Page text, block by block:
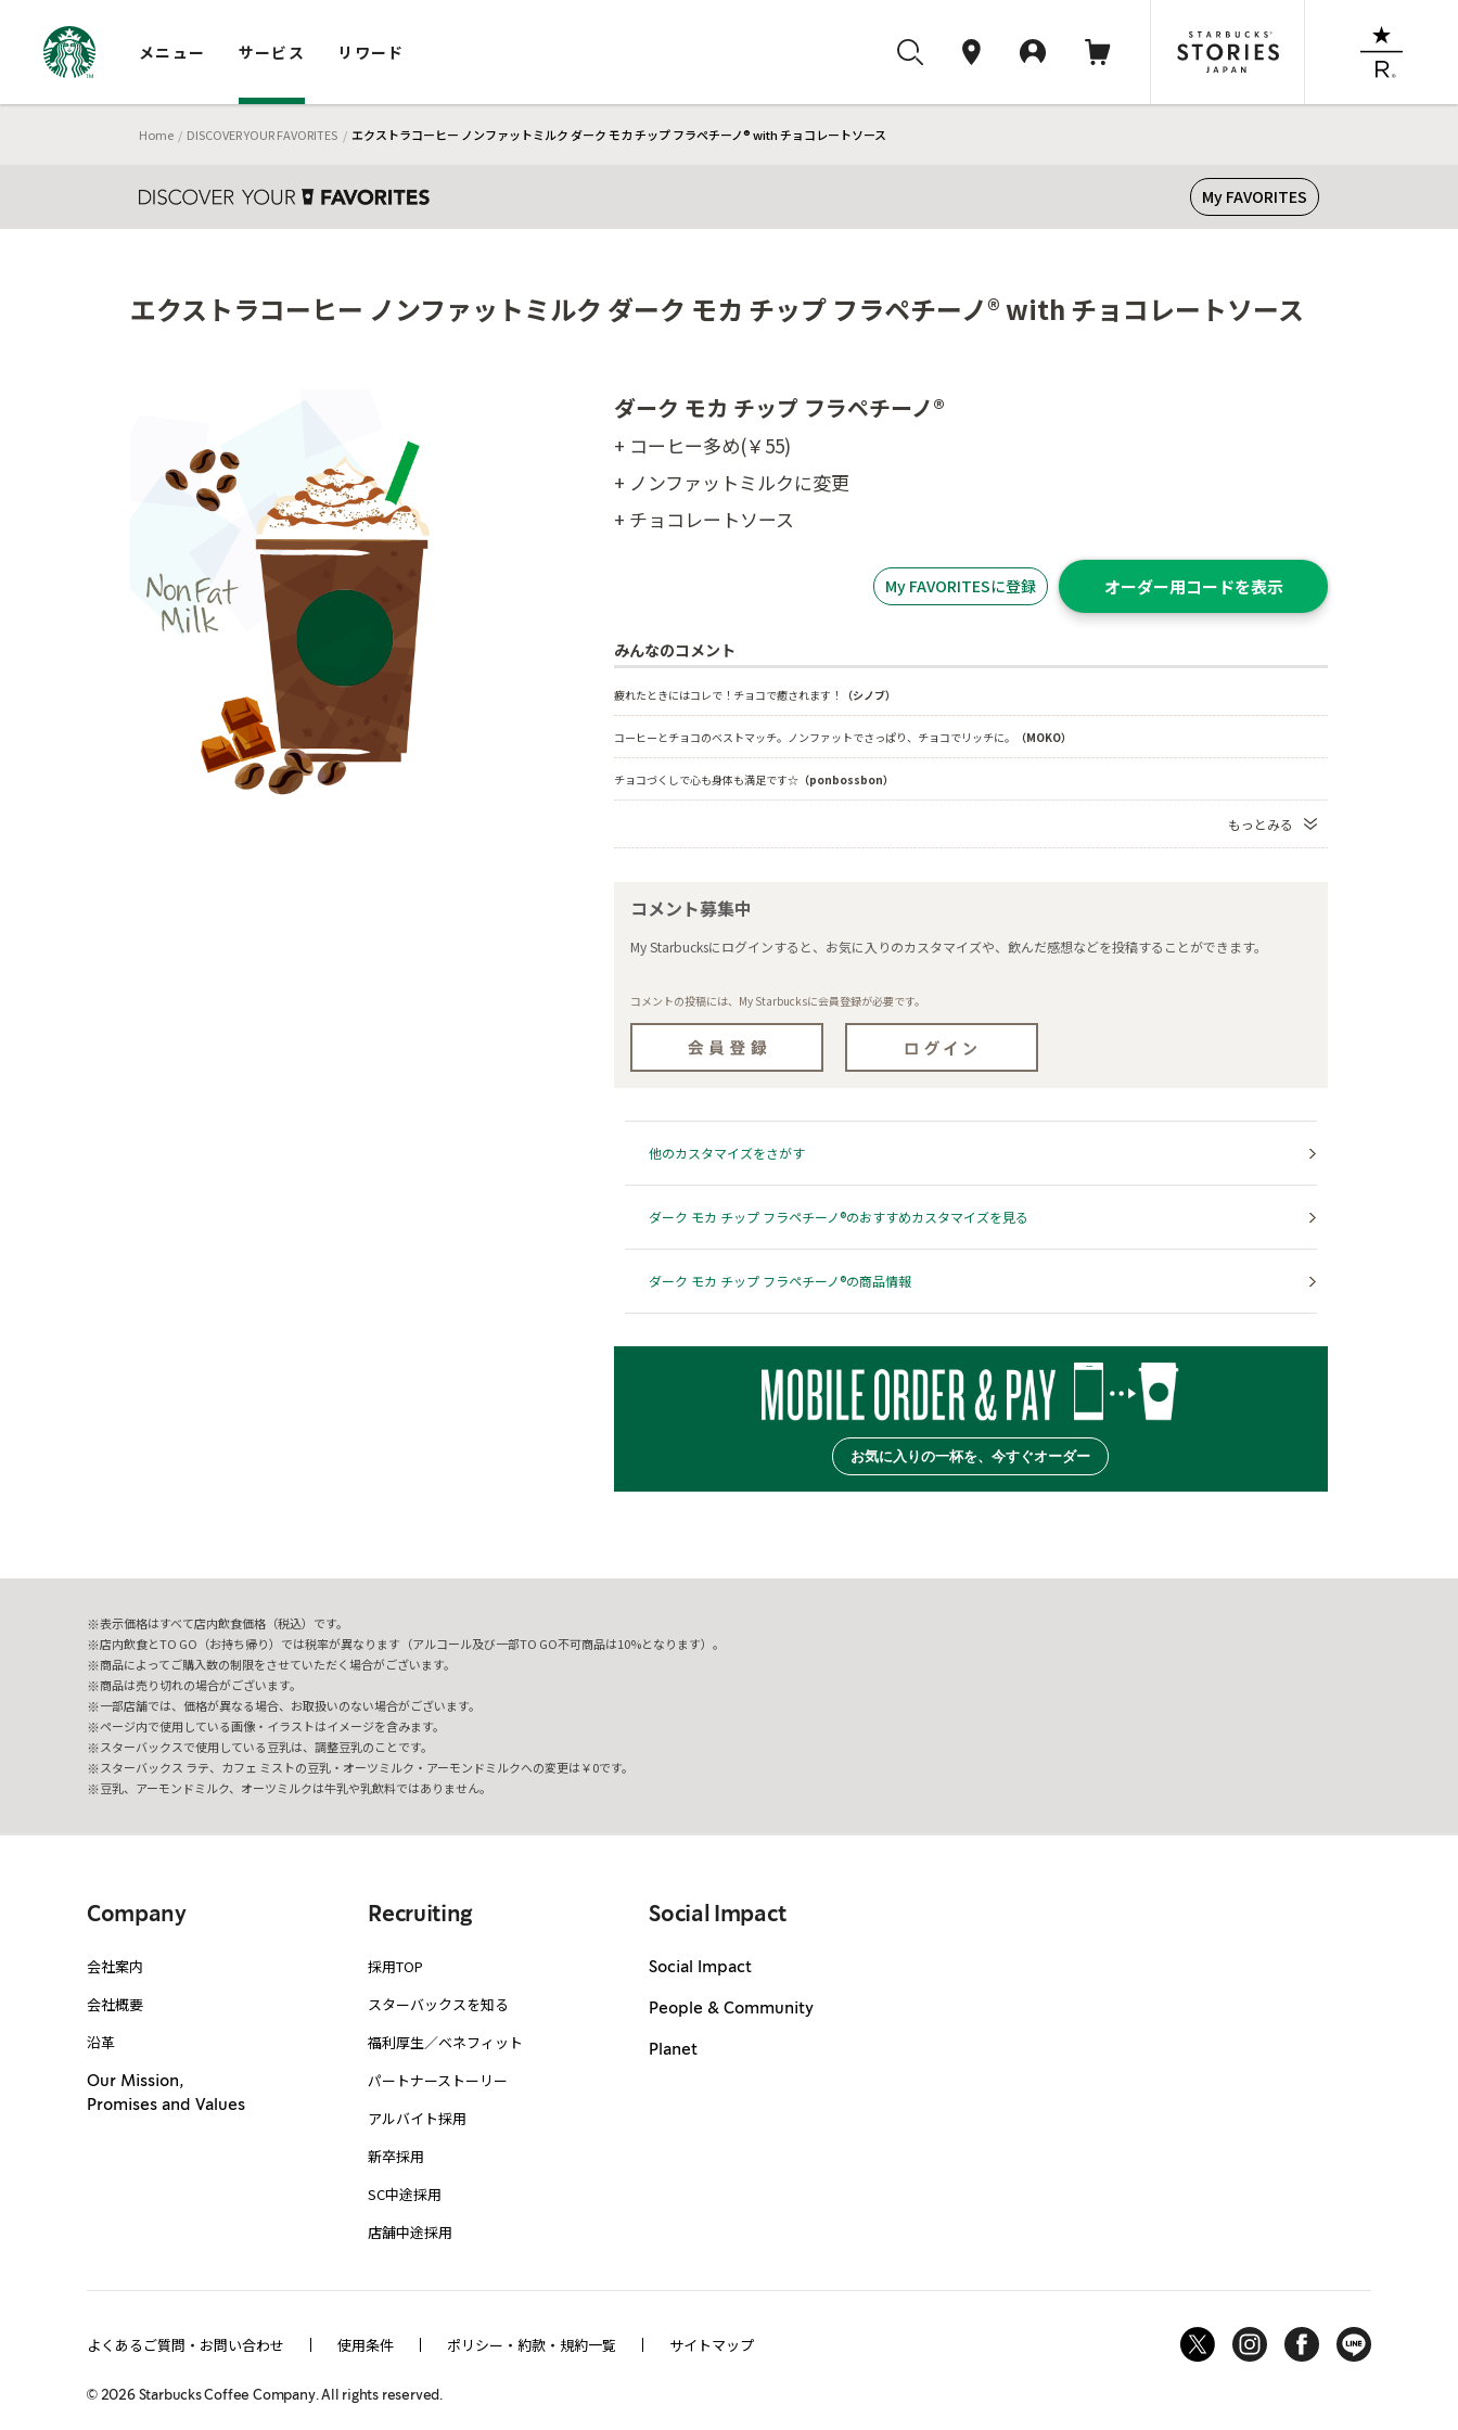
メニュー サービス リワード
Home DISCOVER YOUR FAVORITES エクストラコーヒー ノンファットミルク ダーク モカ チップ フラペチーノ® with チョコレートソース
My FAVORITES
エクストラコーヒー ノンファットミルク ダーク モカ チップ フラペチーノ® with チョコレートソース
ダーク モカ チップ フラペチーノ®
+ コーヒー多め(￥55)
+ ノンファットミルクに変更
+ チョコレートソース
My FAVORITESに登録 オーダー用コードを表示
みんなのコメント
疲れたときにはコレで！チョコで癒されます！ （シノブ）
コーヒーとチョコのベストマッチ。ノンファットでさっぱり、チョコでリッチに。 （MOKO）
チョコづくしで心も身体も満足です☆（ponbossbon）
もっとみる
コメント募集中
My Starbucksにログインすると、お気に入りのカスタマイズや、飲んだ感想などを投稿することができます。
コメントの投稿には、My Starbucksに会員登録が必要です。
他のカスタマイズをさがす
ダーク モカ チップ フラペチーノ®のおすすめカスタマイズを見る
ダーク モカ チップ フラペチーノ®の商品情報
お気に入りの一杯を、今すぐオーダー
表示価格はすべて店内飲食価格（税込）です。
店内飲食とTO GO（お持ち帰り）では税率が異なります（アルコール及び一部TO GO不可商品は10%となります）。
商品によってご購入数の制限をさせていただく場合がございます。
商品は売り切れの場合がございます。
一部店舗では、価格が異なる場合、お取扱いのない場合がございます。
ページ内で使用している画像・イラストはイメージを含みます。
スターバックスで使用している豆乳は、調整豆乳のことです。
スターバックス ラテ、カフェ ミストの豆乳・オーツミルク・アーモンドミルクへの変更は￥0です。
豆乳、アーモンドミルク、オーツミルクは牛乳や乳飲料ではありません。
Company
会社案内
会社概要
沿革
Our Mission,
Promises and Values
Recruiting
採用TOP
スターバックスを知る
福利厚生／ベネフィット
パートナーストーリー
アルバイト採用
新卒採用
SC中途採用
店舗中途採用
Social Impact
Social Impact
People & Community
Planet
よくあるご質問・お問い合わせ 使用条件 ポリシー・約款・規約一覧 サイトマップ
© 2026Starbucks Coffee Company. All rights reserved.